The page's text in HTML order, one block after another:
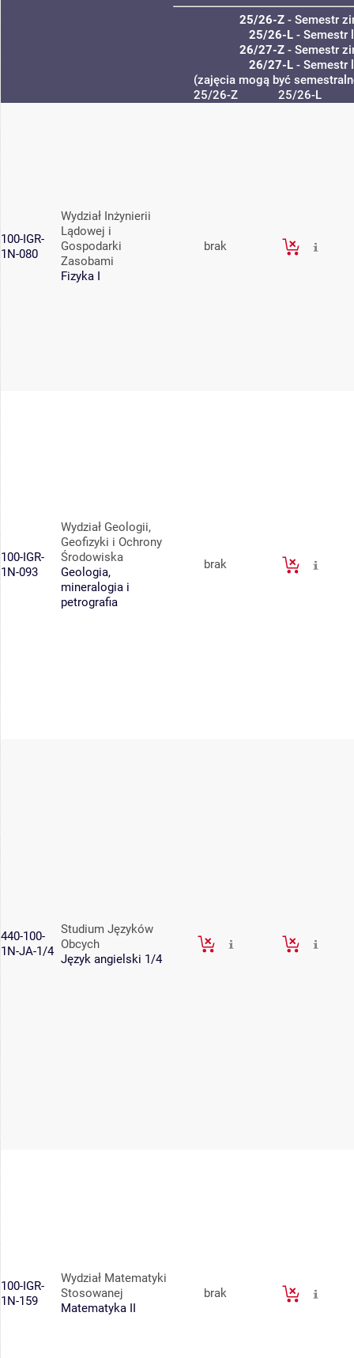
25/26-Z - Semestr
25/26-L - Semestr
26/27-Z - Semestr
26/27-L - Semestr
(zajęcia mogą być
25/26-Z
25/26-L
100-IGR-
1N-080
Wydział Inżynierii
Lądowej i
Gospodarki
Zasobami
Fizyka I
brak
100-IGR-
1N-093
Wydział Geologii,
Geofizyki i Ochrony
Środowiska
Geologia,
mineralogia i
petrografia
brak
440-100-
1N-JA-1/4
Studium Języków
Obcych
Język angielski 1/4
100-IGR-
1N-159
Wydział Matematyki
Stosowanej
Matematyka II
brak